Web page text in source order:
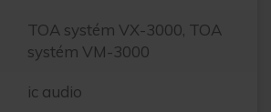
TOA systém VX-3000, TOA
systém VM-3000
ic audio